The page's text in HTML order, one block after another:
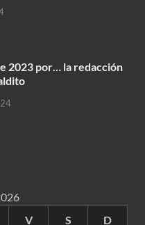
2023 por… la redacción
V S D